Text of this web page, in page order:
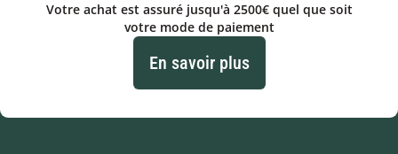
Votre achat est assuré jusqu'à 2500€ quel que soit
votre mode de paiement
En savoir plus